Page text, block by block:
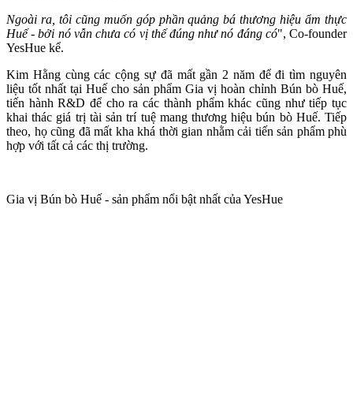
Ngoài ra, tôi cũng muốn góp phần quảng bá thương hiệu ẩm thực
Huế - bởi nó vẫn chưa có vị thế đúng như nó đáng có", Co-founder
YesHue kể.
Kim Hằng cùng các cộng sự đã mất gần 2 năm để đi tìm nguyên
liệu tốt nhất tại Huế cho sản phẩm Gia vị hoàn chỉnh Bún bò Huế,
tiến hành R&D để cho ra các thành phẩm khác cũng như tiếp tục
khai thác giá trị tài sản trí tuệ mang thương hiệu bún bò Huế. Tiếp
theo, họ cũng đã mất kha khá thời gian nhằm cải tiến sản phẩm phù
hợp với tất cả các thị trường.
Gia vị Bún bò Huế - sản phẩm nổi bật nhất của YesHue